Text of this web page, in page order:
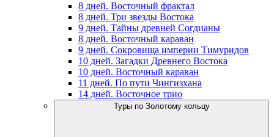
8 дней. Восточный фрактал
8 дней. Три звезды Востока
9 дней. Тайны древней Согдианы
8 дней. Восточный караван
9 дней. Сокровища империи Тимуридов
10 дней. Загадки Древнего Востока
10 дней. Восточный караван
11 дней. По пути Чингизхана
14 дней. Восточное трио
Туры по Золотому кольцу